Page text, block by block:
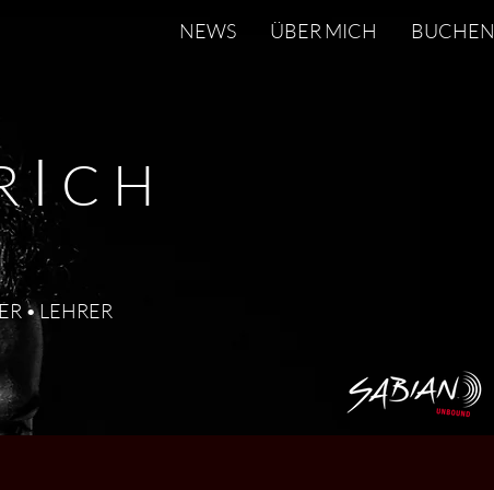
NEWS ÜBER MICH BUCHEN
ICH
• LEHRER